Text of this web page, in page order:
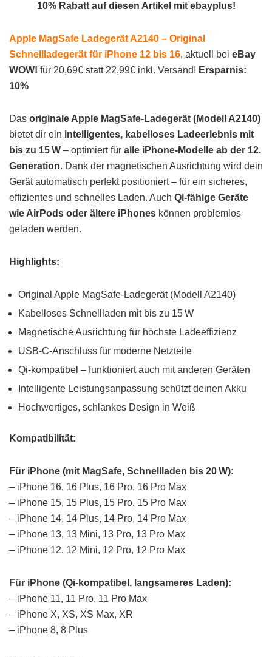
10% Rabatt auf diesen Artikel mit ebayplus!
Apple MagSafe Ladegerät A2140 – Original
Schnellladegerät für iPhone 12 bis 16, aktuell bei eBay
WOW! für 20,69€ statt 22,99€ inkl. Versand! Ersparnis:
10%
Das originale Apple MagSafe-Ladegerät (Modell A2140)
bietet dir ein intelligentes, kabelloses Ladeerlebnis mit
bis zu 15 W – optimiert für alle iPhone-Modelle ab der 12.
Generation. Dank der magnetischen Ausrichtung wird dein
Gerät automatisch perfekt positioniert – für ein sicheres,
effizientes und schnelles Laden. Auch Qi-fähige Geräte
wie AirPods oder ältere iPhones können problemlos
geladen werden.
Highlights:
Original Apple MagSafe-Ladegerät (Modell A2140)
Kabelloses Schnellladen mit bis zu 15 W
Magnetische Ausrichtung für höchste Ladeeffizienz
USB-C-Anschluss für moderne Netzteile
Qi-kompatibel – funktioniert auch mit anderen Geräten
Intelligente Leistungsanpassung schützt deinen Akku
Hochwertiges, schlankes Design in Weiß
Kompatibilität:
Für iPhone (mit MagSafe, Schnellladen bis 20 W):
– iPhone 16, 16 Plus, 16 Pro, 16 Pro Max
– iPhone 15, 15 Plus, 15 Pro, 15 Pro Max
– iPhone 14, 14 Plus, 14 Pro, 14 Pro Max
– iPhone 13, 13 Mini, 13 Pro, 13 Pro Max
– iPhone 12, 12 Mini, 12 Pro, 12 Pro Max
Für iPhone (Qi-kompatibel, langsameres Laden):
– iPhone 11, 11 Pro, 11 Pro Max
– iPhone X, XS, XS Max, XR
– iPhone 8, 8 Plus